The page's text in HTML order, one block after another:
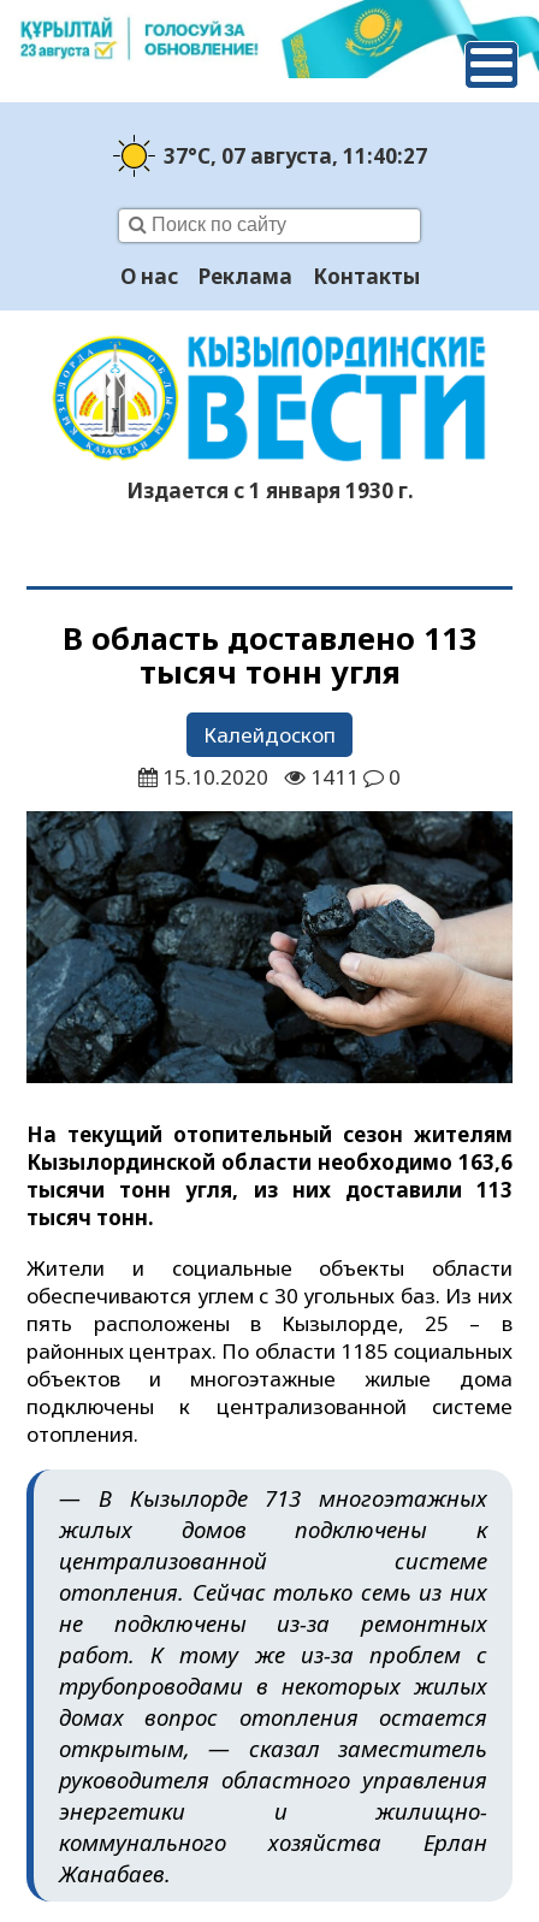
37°C, 07 августа, 11:40:28
О нас Реклама Контакты
Издается с 1 января 1930 г.
В область доставлено 113
тысяч тонн угля
Калейдоскоп
15.10.2020
1411 0
На текущий отопительный сезон жителям
Кызылординской области необходимо 163,6
тысячи тонн угля, из них доставили 113
тысяч тонн.
Жители и социальные объекты области
обеспечиваются углем с 30 угольных баз. Из них
пять расположены в Кызылорде, 25 – в
районных центрах. По области 1185 социальных
объектов и многоэтажные жилые дома
подключены к централизованной системе
отопления.
— В Кызылорде 713 многоэтажных
жилых домов подключены к
централизованной системе
отопления. Сейчас только семь из них
не подключены из-за ремонтных
работ. К тому же из-за проблем с
трубопроводами в некоторых жилых
домах вопрос отопления остается
открытым, — сказал заместитель
руководителя областного управления
энергетики и жилищно-
коммунального хозяйства Ерлан
Жанабаев.